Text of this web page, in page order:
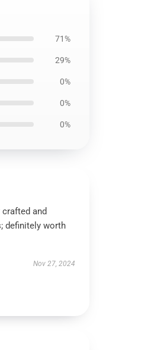
71%
29%
0%
0%
0%
and
definitely worth
Nov 27, 2024